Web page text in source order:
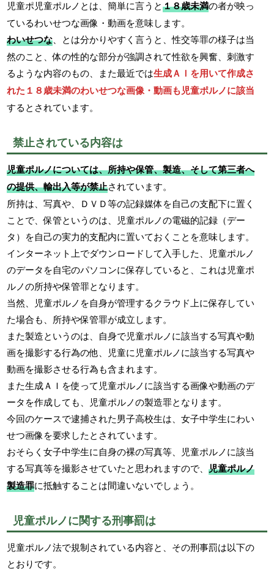
児童ポ児童ポルノとは、簡単に言うと１８歳未満の者が映っ
ているわいせつな画像・動画を意味します。
わいせつな 、とは分かりやすく言うと、性交等罪の様子は当
然のこと、体の性的な部分が強調されて性欲を興奮、刺激す
るような内容のもの、また最近では生成ＡＩを用いて作成さ
れた１８歳未満のわいせつな画像・動画も児童ポルノに該当
するとされています。
禁止されている内容は
児童ポルノについては、所持や保管、製造、そして第三者へ
の提供、輸出入等が禁止されています。
所持は、写真や、ＤＶＤ等の記録媒体を自己の支配下に置く
ことで、保管というのは、児童ポルノの電磁的記録（デー
タ）を自己の実力的支配内に置いておくことを意味します。
インターネット上でダウンロードして入手した、児童ポルノ
のデータを自宅のパソコンに保存していると、これは児童ポ
ルノの所持や保管罪となります。
当然、児童ポルノを自身が管理するクラウド上に保存してい
た場合も、所持や保管罪が成立します。
また製造というのは、自身で児童ポルノに該当する写真や動
画を撮影する行為の他、児童に児童ポルノに該当する写真や
動画を撮影させる行為も含まれます。
また生成ＡＩを使って児童ポルノに該当する画像や動画のデ
ータを作成しても、児童ポルノの製造罪となります。
今回のケースで逮捕された男子高校生は、女子中学生にわい
せつ画像を要求したとされています。
おそらく女子中学生に自身の裸の写真等、児童ポルノに該当
する写真等を撮影させていたと思われますので、児童ポルノ
製造罪に抵触することは間違いないでしょう。
児童ポルノに関する刑事罰は
児童ポルノ法で規制されている内容と、その刑事罰は以下の
とおりです。